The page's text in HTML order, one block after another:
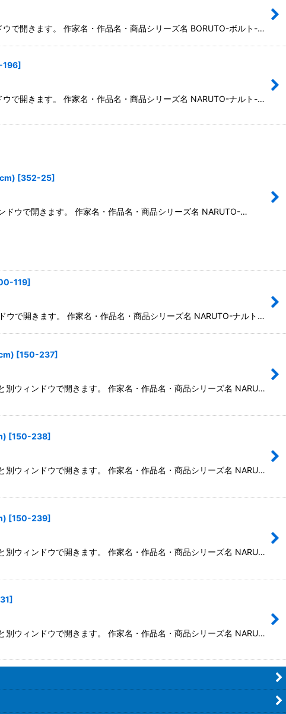
で開きます。 作家名・作品名・商品シリーズ名 BORUTO-ボルト-…
]
で開きます。 作家名・作品名・商品シリーズ名 NARUTO-ナルト-…
[352-25]
ウで開きます。 作家名・作品名・商品シリーズ名 NARUTO-…
119]
で開きます。 作家名・作品名・商品シリーズ名 NARUTO-ナルト…
[150-237]
ウィンドウで開きます。 作家名・作品名・商品シリーズ名 NARU…
[150-238]
ウィンドウで開きます。 作家名・作品名・商品シリーズ名 NARU…
[150-239]
ウィンドウで開きます。 作家名・作品名・商品シリーズ名 NARU…
]
ウィンドウで開きます。 作家名・作品名・商品シリーズ名 NARU…